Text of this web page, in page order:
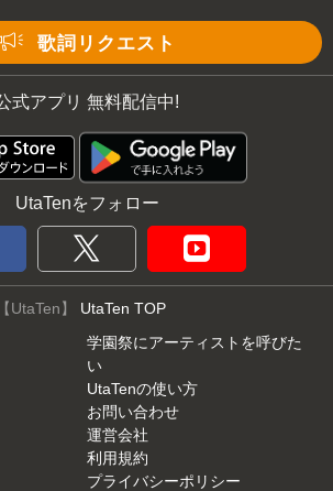
歌詞リクエスト
式アプリ 無料配信中!
UtaTenをフォロー
UtaTen】 UtaTen TOP
学園祭にアーティストを呼びた
い
UtaTenの使い方
お問い合わせ
運営会社
利用規約
プライバシーポリシー